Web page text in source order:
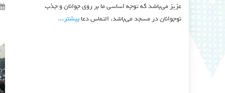
عزیز می‌باشد که توجه اساسی ما بر روی جوانان و جذب
نوجوانان در مسجد می‌باشد. التماس دعابیشتر‫...‬